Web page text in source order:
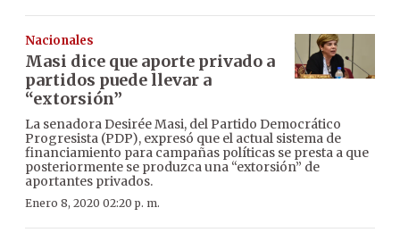
Nacionales
Masi dice que aporte privado a
partidos puede llevar a
“extorsión”
La senadora Desirée Masi, del Partido Democrático
Progresista (PDP), expresó que el actual sistema de
financiamiento para campañas políticas se presta a que
posteriormente se produzca una “extorsión” de
aportantes privados.
Enero 8, 2020 02:20 p. m.